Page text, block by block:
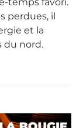
perdues, il
et la
du nord.